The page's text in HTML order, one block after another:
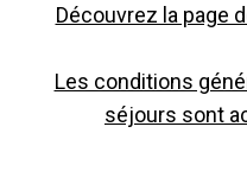
Découvrez la page
Les conditions
séjours sont